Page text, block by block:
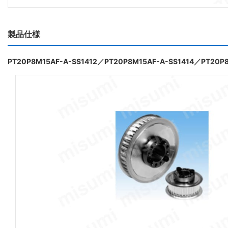
製品仕様
PT20P8M15AF-A-SS1412／PT20P8M15AF-A-SS1414／